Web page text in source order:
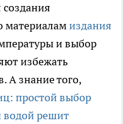
материаламиздания
и выбор
избежать
А знание того,
простой выбор
водой решит